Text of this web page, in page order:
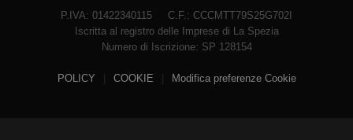
P.IVA: 01422340115 C.F.: CCCMTT79S25G702I
Iscritta al registro delle Imprese di La Spezia
Numero di Iscrizione: SP 128154
POLICY COOKIE Modifica preferenze Cookie